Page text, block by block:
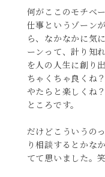
何がここのモチベ
仕事というゾーン
ら、なかなかに気
ーンって、計り知
を人の人生に創り
ちゃくちゃ良くね
やたらと楽しくね
ところです。
だけどこういうの
り相談するとかな
てて思いました。笑